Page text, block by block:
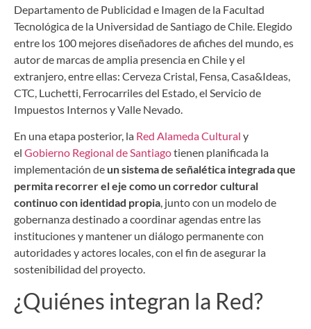
Departamento de Publicidad e Imagen de la Facultad
Tecnológica de la Universidad de Santiago de Chile. Elegido
entre los 100 mejores diseñadores de afiches del mundo, es
autor de marcas de amplia presencia en Chile y el
extranjero, entre ellas: Cerveza Cristal, Fensa, Casa&Ideas,
CTC, Luchetti, Ferrocarriles del Estado, el Servicio de
Impuestos Internos y Valle Nevado.
En una etapa posterior, la Red Alameda Cultural y
el Gobierno Regional de Santiagotienen planificada la
implementación de un sistema de señalética integrada que
permita recorrer el eje como un corredor cultural
continuo con identidad propia, junto con un modelo de
gobernanza destinado a coordinar agendas entre las
instituciones y mantener un diálogo permanente con
autoridades y actores locales, con el fin de asegurar la
sostenibilidad del proyecto.
¿Quiénes integran la Red?